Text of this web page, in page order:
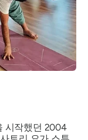
시작했던 2004